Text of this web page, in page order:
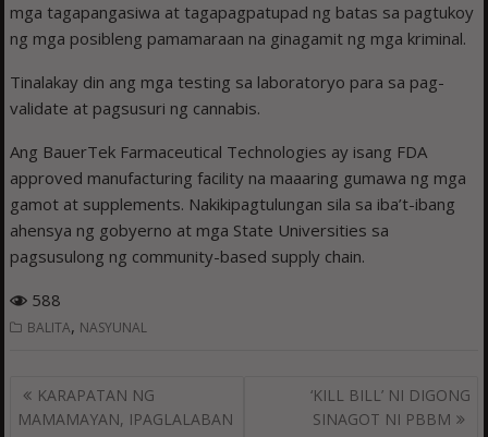
mga tagapangasiwa at tagapagpatupad ng batas sa pagtukoy
ng mga posibleng pamamaraan na ginagamit ng mga kriminal.
Tinalakay din ang mga testing sa laboratoryo para sa pag-
validate at pagsusuri ng cannabis.
Ang BauerTek Farmaceutical Technologies ay isang FDA
approved manufacturing facility na maaaring gumawa ng mga
gamot at supplements. Nakikipagtulungan sila sa iba’t-ibang
ahensya ng gobyerno at mga State Universities sa
pagsusulong ng community-based supply chain.
588
BALITA, NASYUNAL
Post
navigation
KARAPATAN NG
MAMAMAYAN, IPAGLALABAN
‘KILL BILL’ NI DIGONG
SINAGOT NI PBBM